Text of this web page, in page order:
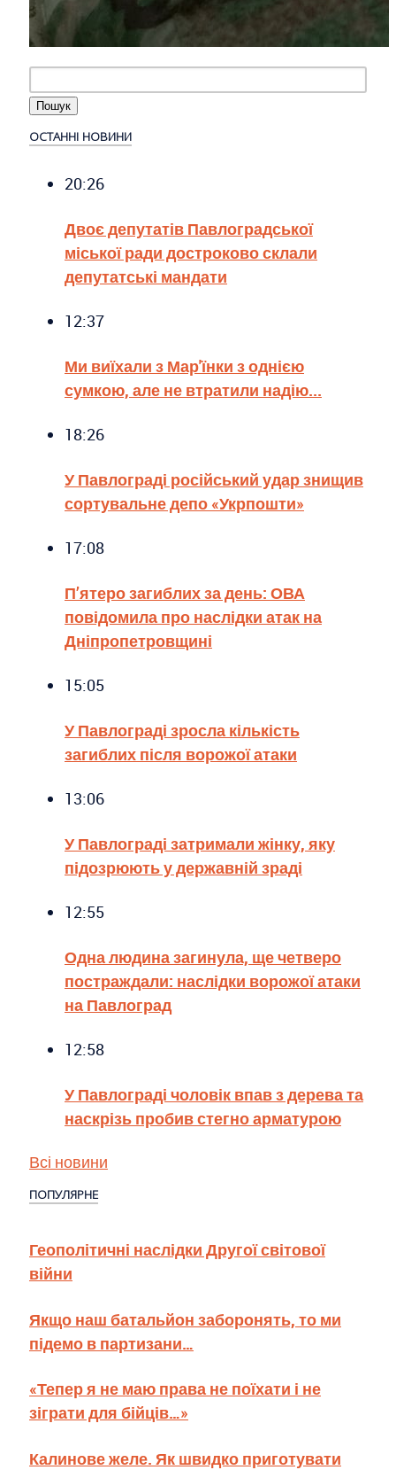
ОСТАННІ НОВИНИ
20:26
Двоє депутатів Павлоградської
міської ради достроково склали
депутатські мандати
12:37
Ми виїхали з Мар'їнки з однією
сумкою, але не втратили надію...
18:26
У Павлограді російський удар знищив
сортувальне депо «Укрпошти»
17:08
П’ятеро загиблих за день: ОВА
повідомила про наслідки атак на
Дніпропетровщині
15:05
У Павлограді зросла кількість
загиблих після ворожої атаки
13:06
У Павлограді затримали жінку, яку
підозрюють у державній зраді
12:55
Одна людина загинула, ще четверо
постраждали: наслідки ворожої атаки
на Павлоград
12:58
У Павлограді чоловік впав з дерева та
наскрізь пробив стегно арматурою
Всі новини
ПОПУЛЯРНЕ
Геополітичні наслідки Другої світової
війни
Якщо наш батальйон заборонять, то ми
підемо в партизани…
«Тепер я не маю права не поїхати і не
зіграти для бійців…»
Калинове желе. Як швидко приготувати